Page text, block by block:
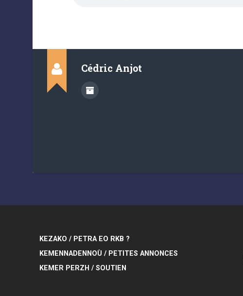
Cédric Anjot
KEZAKO / PETRA EO RKB ?
KEMENNADENNOÙ / PETITES ANNONCES
KEMER PERZH / SOUTIEN